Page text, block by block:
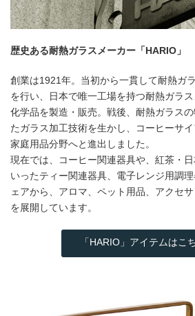
歴史ある耐熱ガラスメーカー「HARIO」
創業は1921年。当初から一貫して耐熱ガ
を行い、日本で唯一工場を持つ耐熱ガラ
化学品を製造・販売。戦後、耐熱ガラス
たガラス加工技術を生かし、コーヒーサイ
家庭用品分野へと進出しました。
現在では、コーヒー関連器具や、紅茶・
いったティー関連器具、電子レンジ用調
ェアから、アロマ、ペット用品、アクセ
を展開しています。
「HARIO」アイテムはこ